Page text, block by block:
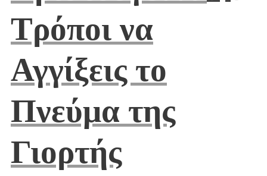
Τρόποι να
Αγγίξεις το
Πνεύμα της
Γιορτής